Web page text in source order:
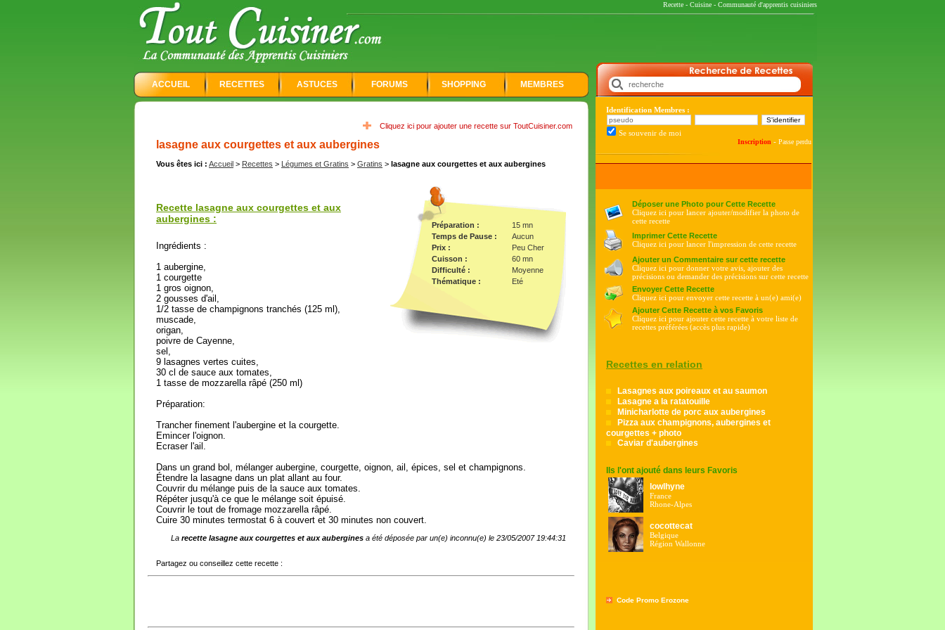
Recette - Cuisine - Communauté d'apprentis cuisiniers
ACCUEIL RECETTES ASTUCES FORUMS SHOPPING MEMBRES
Identification Membres :
Se souvenir de moi
Inscription - Passe perdu
Déposer une Photo pour Cette Recette
Cliquez ici pour lancer ajouter/modifier la photo de
cette recette
Imprimer Cette Recette
Cliquez ici pour lancer l'impression de cette recette
Ajouter un Commentaire sur cette recette
Cliquez ici pour donner votre avis, ajouter des
précisions ou demander des précisions sur cette recette
Envoyer Cette Recette
Cliquez ici pour envoyer cette recette à un(e) ami(e)
Ajouter Cette Recette à vos Favoris
Cliquez ici pour ajouter cette recette à votre liste de
recettes préférées (accès plus rapide)
Recettes en relation
Lasagnes aux poireaux et au saumon
Lasagne a la ratatouille
Minicharlotte de porc aux aubergines
Pizza aux champignons, aubergines et
courgettes + photo
Caviar d'aubergines
Ils l'ont ajouté dans leurs Favoris
lowlhyne
France
Rhone-Alpes
cocottecat
Belgique
Région Wallonne
Cliquez ici pour ajouter une recette sur ToutCuisiner.com
lasagne aux courgettes et aux aubergines
Vous êtes ici : Accueil > Recettes > Légumes et Gratins > Gratins > lasagne aux courgettes et aux aubergines
Préparation :
15 mn
Temps de Pause :
Aucun
Prix :
Peu Cher
Cuisson :
60 mn
Difficulté :
Moyenne
Thématique :
Eté
Recette lasagne aux courgettes et aux
aubergines :
Ingrédients :
1 aubergine,
1 courgette
1 gros oignon,
2 gousses d'ail,
1/2 tasse de champignons tranchés (125 ml),
muscade,
origan,
poivre de Cayenne,
sel,
9 lasagnes vertes cuites,
30 cl de sauce aux tomates,
1 tasse de mozzarella râpé (250 ml)
Préparation:
Trancher finement l'aubergine et la courgette.
Emincer l'oignon.
Ecraser l'ail.
Dans un grand bol, mélanger aubergine, courgette, oignon, ail, épices, sel et champignons.
Étendre la lasagne dans un plat allant au four.
Couvrir du mélange puis de la sauce aux tomates.
Répéter jusqu'à ce que le mélange soit épuisé.
Couvrir le tout de fromage mozzarella râpé.
Cuire 30 minutes termostat 6 à couvert et 30 minutes non couvert.
La recette lasagne aux courgettes et aux aubergines a été déposée par un(e) inconnu(e) le 23/05/2007 19:44:31
Partagez ou conseillez cette recette :
Code Promo Erozone